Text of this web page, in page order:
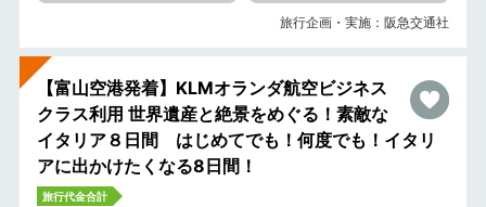
旅行企画・実施：阪急交通社
【富山空港発着】KLMオランダ航空ビジネス
クラス利用 世界遺産と絶景をめぐる！素敵な
イタリア８日間 はじめてでも！何度でも！イタリ
アに出かけたくなる8日間！
旅行代金合計